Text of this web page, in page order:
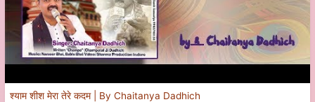
श्याम शीश मेरा तेरे कदम | By Chaitanya Dadhich